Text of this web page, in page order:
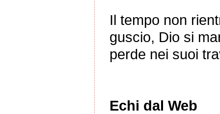
Il tempo non
guscio, Dio si
perde nei suoi
Echi dal Web